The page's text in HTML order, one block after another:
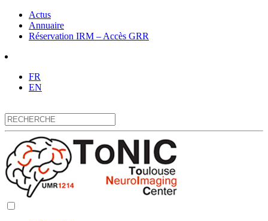
Actus
Annuaire
Réservation IRM – Accès GRR
FR
EN